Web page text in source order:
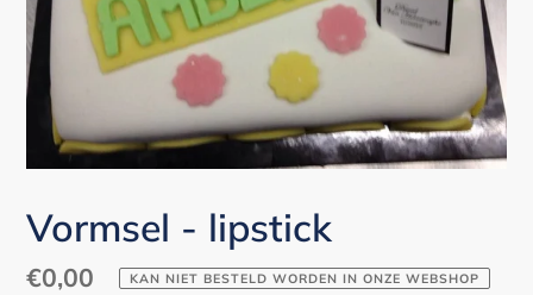
Vormsel - lipstick
Normale
€0,00 KAN NIET BESTELD WORDEN IN ONZE WEBSHOP